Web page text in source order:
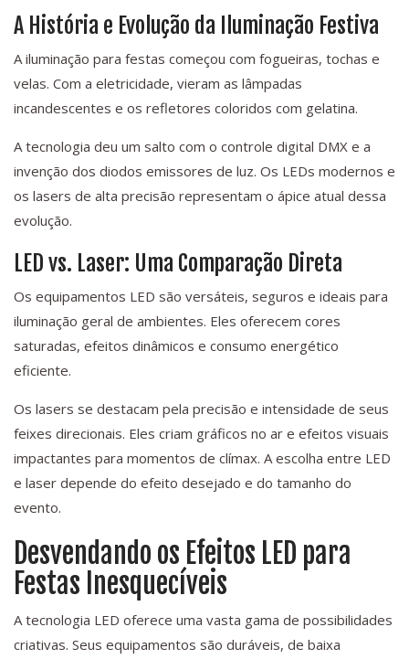
A História e Evolução da Iluminação Festiva
A iluminação para festas começou com fogueiras, tochas e
velas. Com a eletricidade, vieram as lâmpadas
incandescentes e os refletores coloridos com gelatina.
A tecnologia deu um salto com o controle digital DMX e a
invenção dos diodos emissores de luz. Os LEDs modernos e
os lasers de alta precisão representam o ápice atual dessa
evolução.
LED vs. Laser: Uma Comparação Direta
Os equipamentos LED são versáteis, seguros e ideais para
iluminação geral de ambientes. Eles oferecem cores
saturadas, efeitos dinâmicos e consumo energético
eficiente.
Os lasers se destacam pela precisão e intensidade de seus
feixes direcionais. Eles criam gráficos no ar e efeitos visuais
impactantes para momentos de clímax. A escolha entre LED
e laser depende do efeito desejado e do tamanho do
evento.
Desvendando os Efeitos LED para
Festas Inesquecíveis
A tecnologia LED oferece uma vasta gama de possibilidades
criativas. Seus equipamentos são duráveis, de baixa